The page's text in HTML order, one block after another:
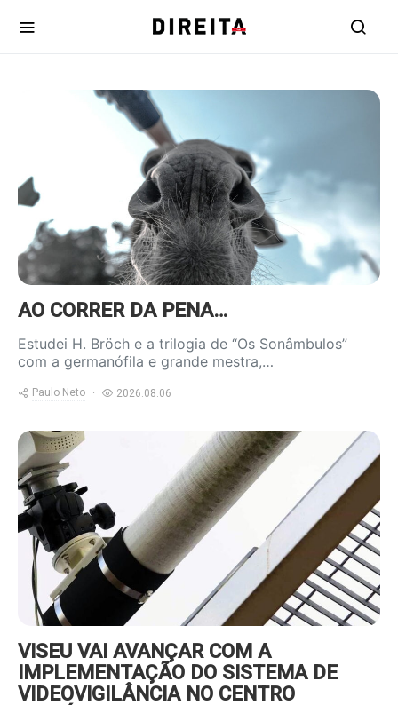
https://www.ruadireita.pt/wp-
content/uploads/2020/04/burro-
AO CORRER DA PENA…
Estudei H. Bröch e a trilogia de “Os Sonâmbulos”
com a germanófila e grande mestra,…
Paulo Neto 2026.08.06
https://www.ruadireita.pt/wp-
content/uploads/2026/08/videov-
800x600.jpg
VISEU VAI AVANÇAR COM A
IMPLEMENTAÇÃO DO SISTEMA DE
VIDEOVIGILÂNCIA NO CENTRO